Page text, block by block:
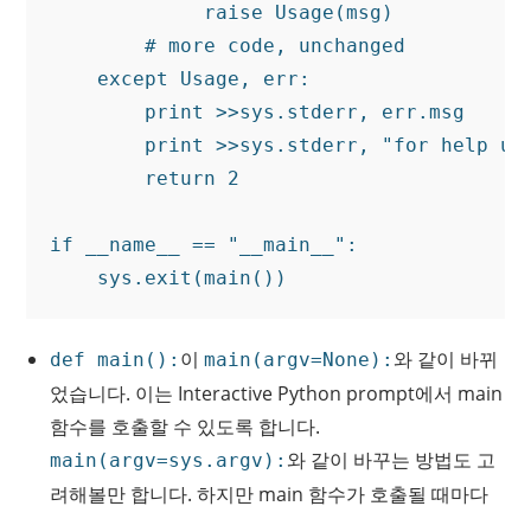
             raise Usage(msg)
        # more code, unchanged
    except Usage, err:
        print >>sys.stderr, err.msg
print >>sys.stderr, "for help
        return 2
if __name__ == "__main__":
def main(): 이main(argv=None): 와 같이 바뀌
었습니다. 이는 Interactive Python prompt에서 main
함수를 호출할 수 있도록 합니다.
main(argv=sys.argv): 와 같이 바꾸는 방법도 고
려해볼만 합니다. 하지만 main 함수가 호출될 때마다